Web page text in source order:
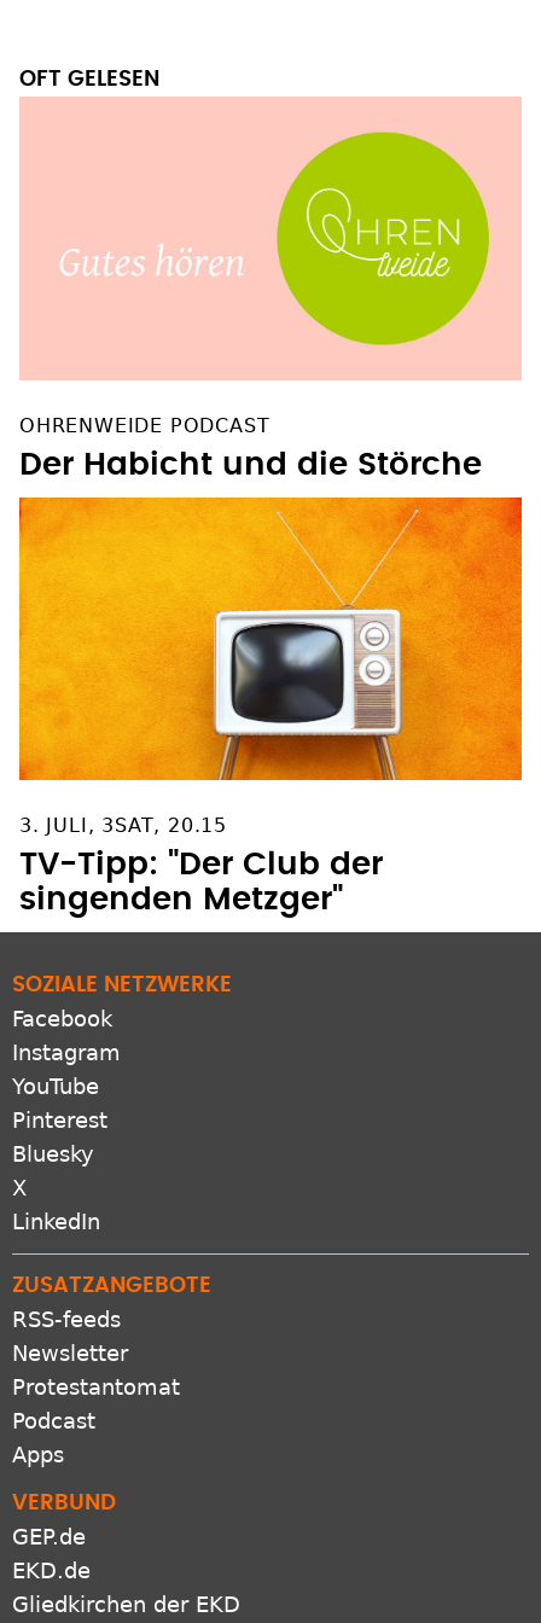
OFT GELESEN
OHRENWEIDE PODCAST
Der Habicht und die Störche
3. JULI, 3SAT, 20.15
TV-Tipp: "Der Club der
singenden Metzger"
SOZIALE NETZWERKE
Facebook
Instagram
YouTube
Pinterest
Bluesky
X
LinkedIn
ZUSATZANGEBOTE
RSS-feeds
Newsletter
Protestantomat
Podcast
Apps
VERBUND
GEP.de
EKD.de
Gliedkirchen der EKD